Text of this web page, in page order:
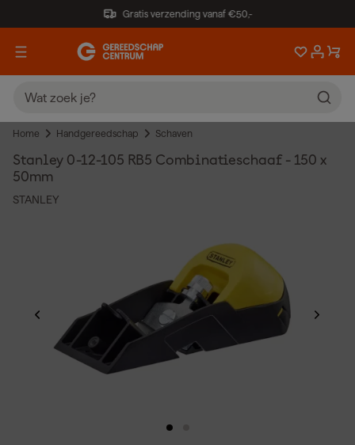
Gratis verzending vanaf €50,-
Home Handgereedschap Schaven
Stanley 0-12-105 RB5 Combinatieschaaf - 150 x
50mm
STANLEY